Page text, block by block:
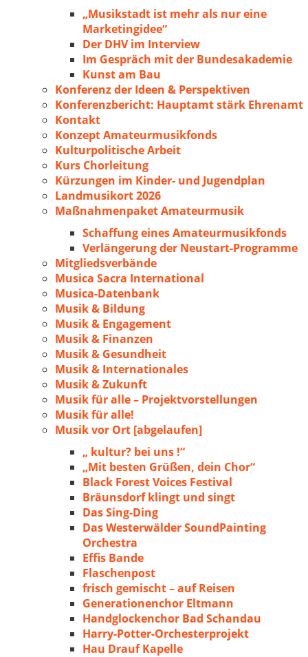
„Musikstadt ist mehr als nur eine
Marketingidee“
Der DHV im Interview
Im Gespräch mit der Bundesakademie
Kunst am Bau
Konferenz der Ideen & Perspektiven
Konferenzbericht: Hauptamt stärk Ehrenamt
Kontakt
Konzept Amateurmusikfonds
Kulturpolitische Arbeit
Kurs Chorleitung
Kürzungen im Kinder- und Jugendplan
Landmusikort 2026
Maßnahmenpaket Amateurmusik
Schaffung eines Amateurmusikfonds
Verlängerung der Neustart-Programme
Mitgliedsverbände
Musica Sacra International
Musica-Datenbank
Musik & Bildung
Musik & Engagement
Musik & Finanzen
Musik & Gesundheit
Musik & Internationales
Musik & Zukunft
Musik für alle – Projektvorstellungen
Musik für alle!
Musik vor Ort [abgelaufen]
„ kultur? bei uns !“
„Mit besten Grüßen, dein Chor“
Black Forest Voices Festival
Bräunsdorf klingt und singt
Das Sing-Ding
Das Westerwälder SoundPainting
Orchestra
Effis Bande
Flaschenpost
frisch gemischt – auf Reisen
Generationenchor Eltmann
Handglockenchor Bad Schandau
Harry-Potter-Orchesterprojekt
Hau Drauf Kapelle